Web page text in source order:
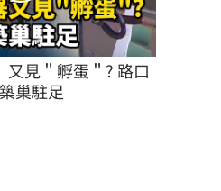
又見＂孵蛋＂? 路口
巢駐足